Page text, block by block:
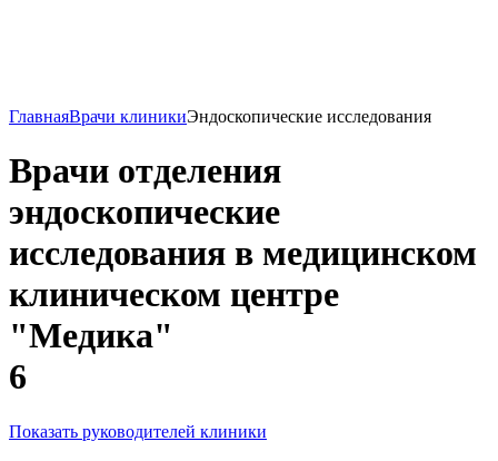
ГлавнаяВрачи клиникиЭндоскопические исследования
Врачи отделения
эндоскопические
исследования в медицинском
клиническом центре
"Медика"
6
Показать руководителей клиники